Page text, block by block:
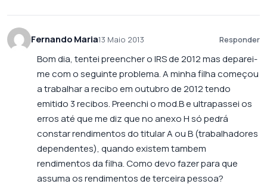
Fernando Maria13 Maio 2013 Responder
Bom dia, tentei preencher o IRS de 2012 mas deparei-
me com o seguinte problema. A minha filha começou
a trabalhar a recibo em outubro de 2012 tendo
emitido 3 recibos. Preenchi o mod.B e ultrapassei os
erros até que me diz que no anexo H só pedrá
constar rendimentos do titular A ou B (trabalhadores
dependentes), quando existem tambem
rendimentos da filha. Como devo fazer para que
assuma os rendimentos de terceira pessoa?